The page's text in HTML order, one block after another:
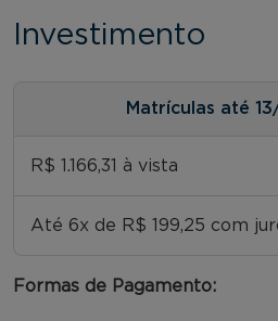
Investimento
Matrículas até
R$ 1.166,31 à vista
Até 6x de R$ 199,25 com
Formas de Pagamento: